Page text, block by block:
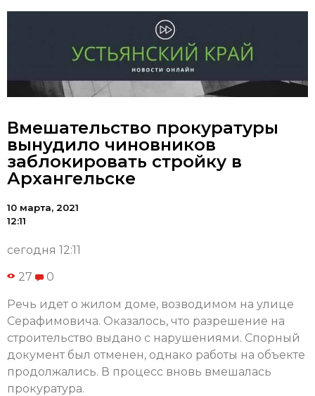
Вмешательство прокуратуры
вынудило чиновников
заблокировать стройку в
Архангельске
10 марта, 2021
12:11
сегодня 12:11
27 0
Речь идет о жилом доме, возводимом на улице
Серафимовича. Оказалось, что разрешение на
строительство выдано с нарушениями. Спорный
документ был отменен, однако работы на объекте
продолжались. В процесс вновь вмешалась
прокуратура.